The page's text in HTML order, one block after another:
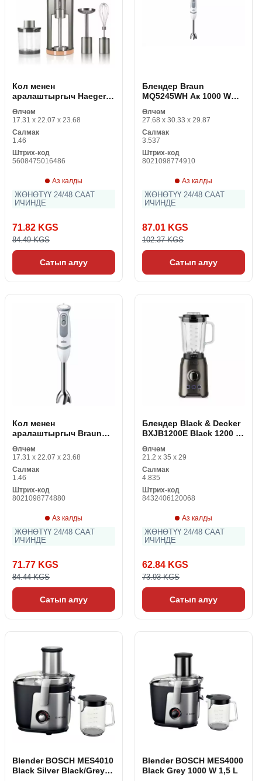
Кол менен
аралаштыргыч Haeger
Өлчөм
17.31 x 22.07 x 23.68
Салмак
1.46
Штрих-код
5608475016486
Аз калды
ЖӨНӨТҮҮ 24/48 СААТ
ИЧИНДЕ
71.82 KGS
84.49 KGS
Сатып алуу
Блендер Braun
MQ5245WH Ак 1000 W
Өлчөм
27.68 x 30.33 x 29.87
Салмак
3.537
Штрих-код
8021098774910
Аз калды
ЖӨНӨТҮҮ 24/48 СААТ
ИЧИНДЕ
87.01 KGS
102.37 KGS
Сатып алуу
Кол менен
аралаштыргыч Braun
Боз 600 мл
Өлчөм
17.31 x 22.07 x 23.68
Салмак
1.46
Штрих-код
8021098774880
Аз калды
ЖӨНӨТҮҮ 24/48 СААТ
ИЧИНДЕ
71.77 KGS
84.44 KGS
Сатып алуу
Блендер Black & Decker
BXJB1200E Black 1200 W
Өлчөм
21.2 x 35 x 29
Салмак
4.835
Штрих-код
8432406120068
Аз калды
ЖӨНӨТҮҮ 24/48 СААТ
ИЧИНДЕ
62.84 KGS
73.93 KGS
Сатып алуу
Blender BOSCH MES4010
Black Silver Black/Grey
Blender BOSCH MES4000
Black Grey 1000 W 1,5 L